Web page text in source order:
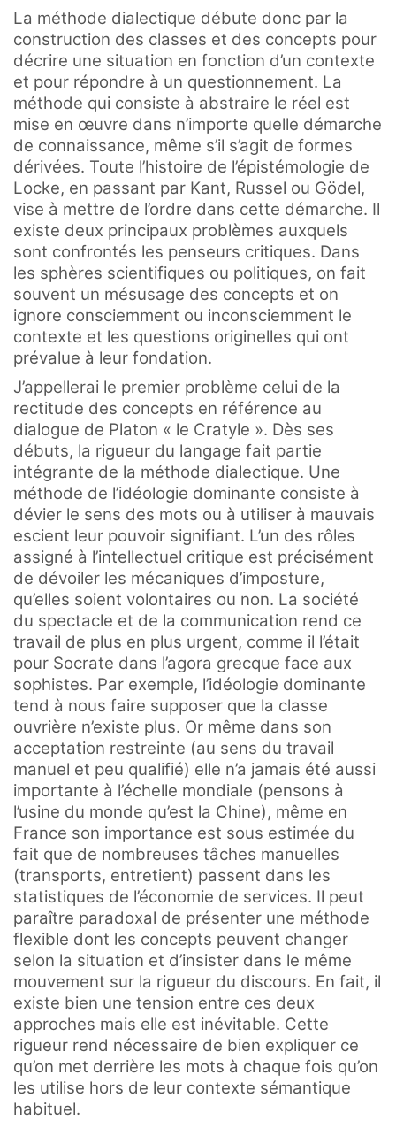
La méthode dialectique débute donc par la
construction des classes et des concepts pour
décrire une situation en fonction d’un contexte
et pour répondre à un questionnement. La
méthode qui consiste à abstraire le réel est
mise en œuvre dans n’importe quelle démarche
de connaissance, même s’il s’agit de formes
dérivées. Toute l’histoire de l’épistémologie de
Locke, en passant par Kant, Russel ou Gödel,
vise à mettre de l’ordre dans cette démarche. Il
existe deux principaux problèmes auxquels
sont confrontés les penseurs critiques. Dans
les sphères scientifiques ou politiques, on fait
souvent un mésusage des concepts et on
ignore consciemment ou inconsciemment le
contexte et les questions originelles qui ont
prévalue à leur fondation.
J’appellerai le premier problème celui de la
rectitude des concepts en référence au
dialogue de Platon « le Cratyle ». Dès ses
débuts, la rigueur du langage fait partie
intégrante de la méthode dialectique. Une
méthode de l’idéologie dominante consiste à
dévier le sens des mots ou à utiliser à mauvais
escient leur pouvoir signifiant. L’un des rôles
assigné à l’intellectuel critique est précisément
de dévoiler les mécaniques d’imposture,
qu’elles soient volontaires ou non. La société
du spectacle et de la communication rend ce
travail de plus en plus urgent, comme il l’était
pour Socrate dans l’agora grecque face aux
sophistes. Par exemple, l’idéologie dominante
tend à nous faire supposer que la classe
ouvrière n’existe plus. Or même dans son
acceptation restreinte (au sens du travail
manuel et peu qualifié) elle n’a jamais été aussi
importante à l’échelle mondiale (pensons à
l’usine du monde qu’est la Chine), même en
France son importance est sous estimée du
fait que de nombreuses tâches manuelles
(transports, entretient) passent dans les
statistiques de l’économie de services. Il peut
paraître paradoxal de présenter une méthode
flexible dont les concepts peuvent changer
selon la situation et d’insister dans le même
mouvement sur la rigueur du discours. En fait, il
existe bien une tension entre ces deux
approches mais elle est inévitable. Cette
rigueur rend nécessaire de bien expliquer ce
qu’on met derrière les mots à chaque fois qu’on
les utilise hors de leur contexte sémantique
habituel.